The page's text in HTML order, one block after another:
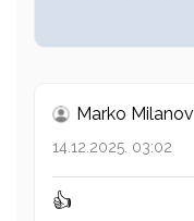
Marko Milanov
14.12.2025. 03:02
👍